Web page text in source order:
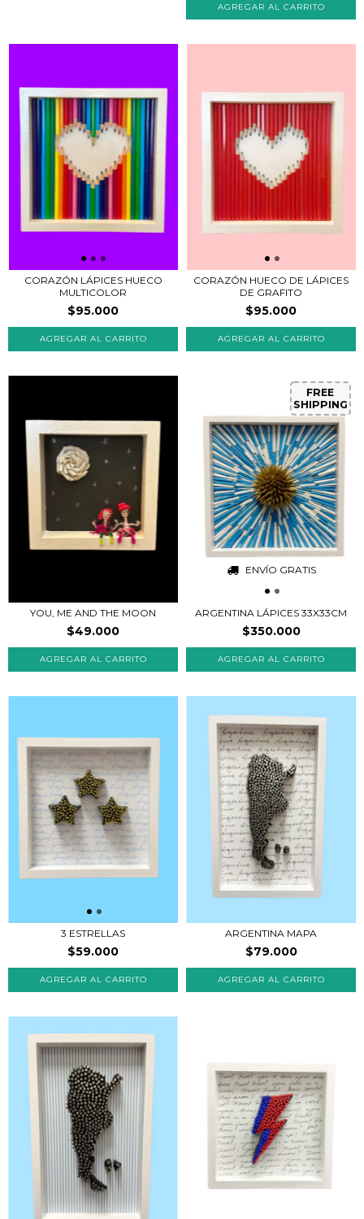
CORAZÓN LÁPICES HUECO
MULTICOLOR
$95.000
CORAZÓN HUECO DE LÁPICES
DE GRAFITO
$95.000
YOU, ME AND THE MOON
$49.000
ENVÍO GRATIS
FREE
SHIPPING
ARGENTINA LÁPICES 33X33CM
$350.000
3 ESTRELLAS
$59.000
ARGENTINA MAPA
$79.000